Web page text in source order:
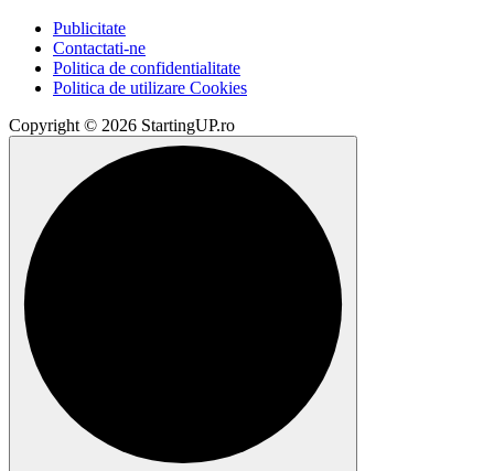
Publicitate
Contactati-ne
Politica de confidentialitate
Politica de utilizare Cookies
Copyright © 2026 StartingUP.ro